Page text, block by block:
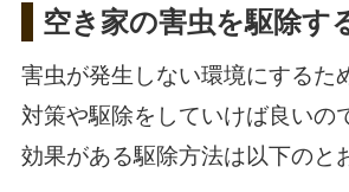
空き家の害虫を駆除す
害虫が発生しない環境にするた
対策や駆除をしていけば良いの
効果がある駆除方法は以下のと